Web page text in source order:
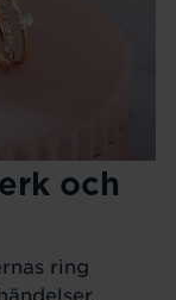
och
ring